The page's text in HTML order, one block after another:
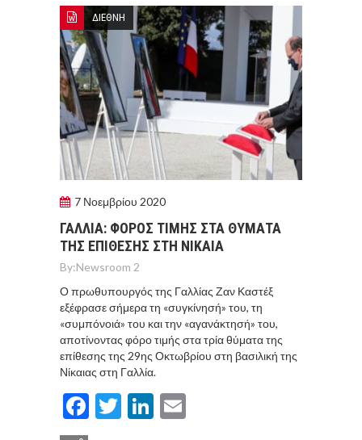
ΔΙΕΘΝΗ
7 Νοεμβρίου 2020
ΓΑΛΛIΑ: ΦOΡΟΣ ΤΙΜHΣ ΣΤΑ ΘYΜΑΤΑ
ΤΗΣ ΕΠIΘΕΣΗΣ ΣΤΗ ΝIΚΑΙΑ
By:Newsroom 2
Ο πρωθυπουργός της Γαλλίας Ζαν Καστέξ
εξέφρασε σήμερα τη «συγκίνησή» του, τη
«συμπόνοιά» του και την «αγανάκτησή» του,
αποτίνοντας φόρο τιμής στα τρία θύματα της
επίθεσης της 29ης Οκτωβρίου στη βασιλική της
Νίκαιας στη Γαλλία.
Facebook
TwitterLinkedIn